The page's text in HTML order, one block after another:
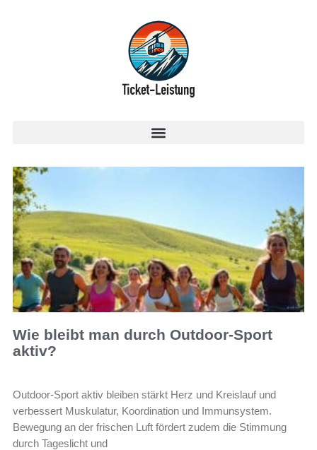
Wie bleibt man durch Outdoor-Sport
aktiv?
Outdoor-Sport aktiv bleiben stärkt Herz und Kreislauf und
verbessert Muskulatur, Koordination und Immunsystem.
Bewegung an der frischen Luft fördert zudem die Stimmung
durch Tageslicht und